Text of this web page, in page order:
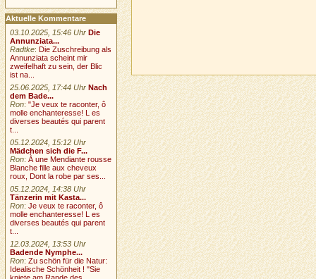
Aktuelle Kommentare
03.10.2025, 15:46 Uhr Die
Annunziata...
Radtke: Die Zuschreibung als
Annunziata scheint mir
zweifelhaft zu sein, der Blic
ist na...
25.06.2025, 17:44 Uhr Nach
dem Bade...
Ron:"Je veux te raconter, ô
molle enchanteresse! L es
diverses beautés qui parent
t...
05.12.2024, 15:12 Uhr
Mädchen sich die F...
Ron:À une Mendiante rousse
Blanche fille aux cheveux
roux, Dont la robe par ses...
05.12.2024, 14:38 Uhr
Tänzerin mit Kasta...
Ron:Je veux te raconter, ô
molle enchanteresse! L es
diverses beautés qui parent
t...
12.03.2024, 13:53 Uhr
Badende Nymphe...
Ron:Zu schön für die Natur:
Idealische Schönheit ! "Sie